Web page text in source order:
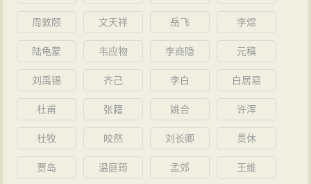
周敦颐 文天祥 岳飞 李煜
陆龟蒙 韦应物 李商隐 元稹
刘禹锡 齐己 李白 白居易
杜甫 张籍 姚合 许浑
杜牧 皎然 刘长卿 贯休
贾岛 温庭筠 孟郊 王维